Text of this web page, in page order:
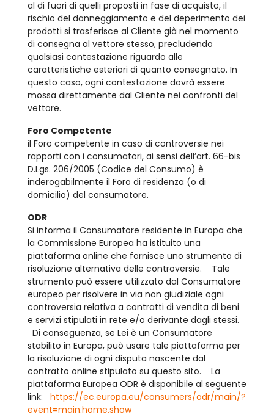
al di fuori di quelli proposti in fase di acquisto, il
rischio del danneggiamento e del deperimento dei
prodotti si trasferisce al Cliente già nel momento
di consegna al vettore stesso, precludendo
qualsiasi contestazione riguardo alle
caratteristiche esteriori di quanto consegnato. In
questo caso, ogni contestazione dovrà essere
mossa direttamente dal Cliente nei confronti del
vettore.
Foro Competente
il Foro competente in caso di controversie nei
rapporti con i consumatori, ai sensi dell’art. 66-bis
D.Lgs. 206/2005 (Codice del Consumo) è
inderogabilmente il Foro di residenza (o di
domicilio) del consumatore.
ODR
Si informa il Consumatore residente in Europa che
la Commissione Europea ha istituito una
piattaforma online che fornisce uno strumento di
risoluzione alternativa delle controversie. Tale
strumento può essere utilizzato dal Consumatore
europeo per risolvere in via non giudiziale ogni
controversia relativa a contratti di vendita di beni
e servizi stipulati in rete e/o derivante dagli stessi.
Di conseguenza, se Lei è un Consumatore
stabilito in Europa, può usare tale piattaforma per
la risoluzione di ogni disputa nascente dal
contratto online stipulato su questo sito. La
piattaforma Europea ODR è disponibile al seguente
link: https://ec.europa.eu/consumers/odr/main/?
event=main.home.show